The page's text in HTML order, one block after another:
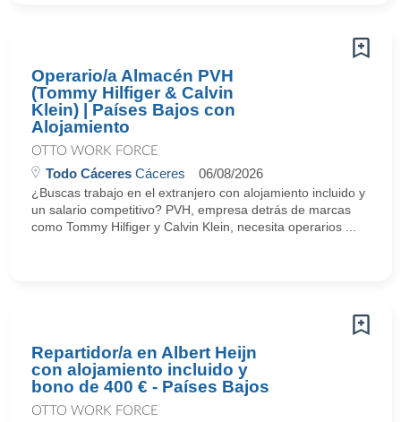
Operario/a Almacén PVH
(Tommy Hilfiger & Calvin
Klein) | Países Bajos con
Alojamiento
OTTO WORK FORCE
Todo Cáceres Cáceres 06/08/2026
¿Buscas trabajo en el extranjero con alojamiento incluido y
un salario competitivo? PVH, empresa detrás de marcas
como Tommy Hilfiger y Calvin Klein, necesita operarios ...
Repartidor/a en Albert Heijn
con alojamiento incluido y
bono de 400 € - Países Bajos
OTTO WORK FORCE